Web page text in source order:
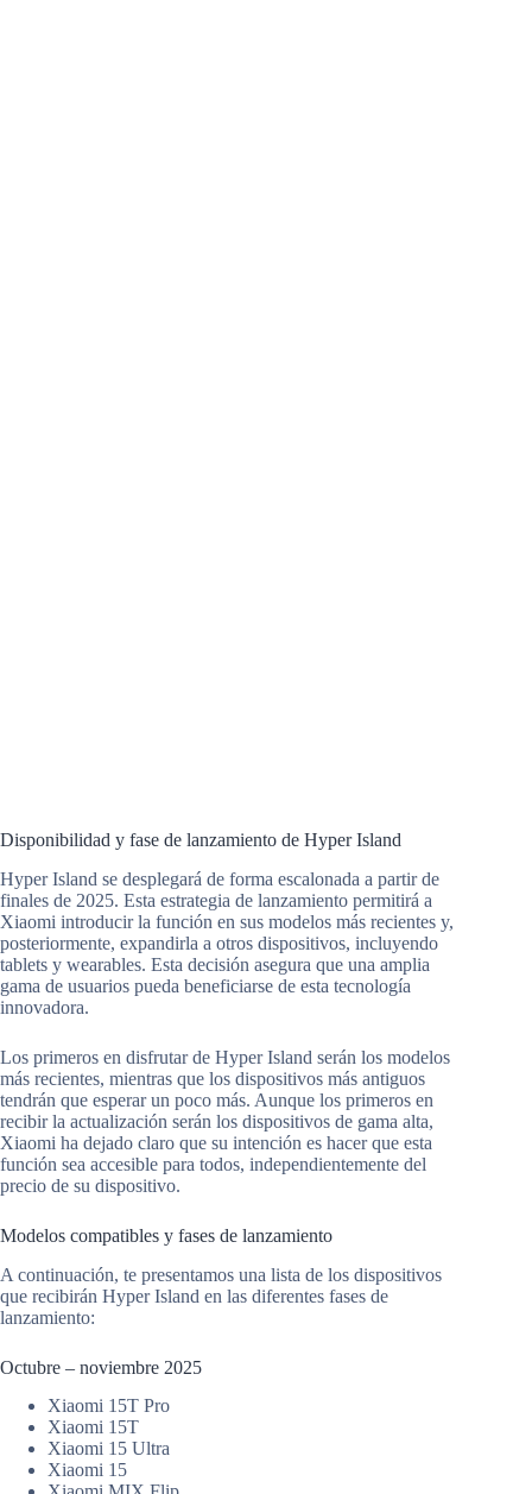
Disponibilidad y fase de lanzamiento de Hyper Island
Hyper Island se desplegará de forma escalonada a partir de
finales de 2025. Esta estrategia de lanzamiento permitirá a
Xiaomi introducir la función en sus modelos más recientes y,
posteriormente, expandirla a otros dispositivos, incluyendo
tablets y wearables. Esta decisión asegura que una amplia
gama de usuarios pueda beneficiarse de esta tecnología
innovadora.
Los primeros en disfrutar de Hyper Island serán los modelos
más recientes, mientras que los dispositivos más antiguos
tendrán que esperar un poco más. Aunque los primeros en
recibir la actualización serán los dispositivos de gama alta,
Xiaomi ha dejado claro que su intención es hacer que esta
función sea accesible para todos, independientemente del
precio de su dispositivo.
Modelos compatibles y fases de lanzamiento
A continuación, te presentamos una lista de los dispositivos
que recibirán Hyper Island en las diferentes fases de
lanzamiento:
Octubre – noviembre 2025
Xiaomi 15T Pro
Xiaomi 15T
Xiaomi 15 Ultra
Xiaomi 15